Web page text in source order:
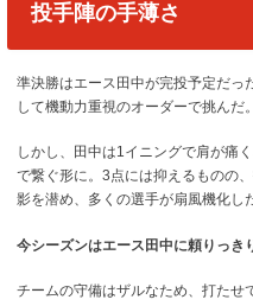
投手陣の手薄さ
準決勝はエース田中が完投予定だっ
して機動力重視のオーダーで挑んだ。
しかし、田中は1イニングで肩が痛
で繋ぐ形に。3点には抑えるものの
影を潜め、多くの選手が扇風機化し
今シーズンはエース田中に頼りっき
チームの守備はザルなため、打たせ